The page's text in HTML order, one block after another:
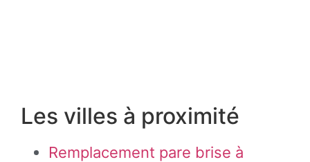
Les villes à proximité
Remplacement pare brise à